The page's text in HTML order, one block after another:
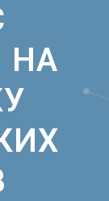
на-Дону
НА